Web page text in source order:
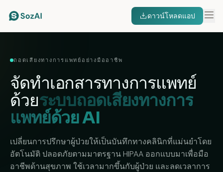
ดาวน์โหลดแอป
ถอดเสียงทางการแพทย์อย่างมืออาชีพ
จัดทำเอกสารทางการแพทย์
ด้วยระบบถอดเสียงทางการ
แพทย์ด้วย AI
เปลี่ยนการปรึกษาผู้ป่วยให้เป็นบันทึกทางคลินิกที่แม่นยำโดย
อัตโนมัติ ปลอดภัยตามมาตรฐาน HIPAA ออกแบบมาเพื่อมือ
อาชีพด้านสุขภาพ ใช้เวลามากขึ้นกับผู้ป่วย และลดเวลาการ